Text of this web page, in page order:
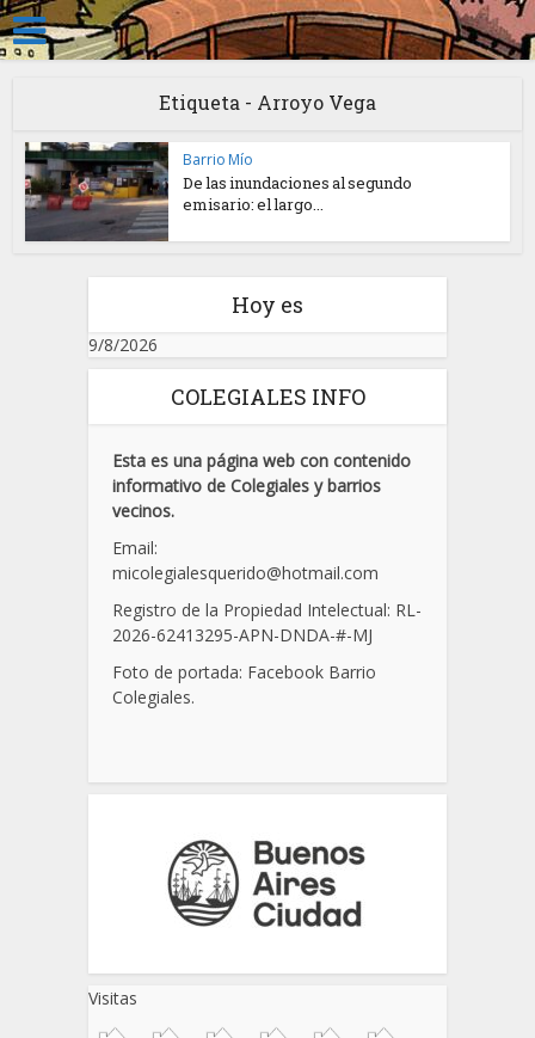
Etiqueta - Arroyo Vega
Barrio Mío
De las inundaciones al segundo
emisario: el largo...
Hoy es
9/8/2026
COLEGIALES INFO
Esta es una página web con contenido
informativo de Colegiales y barrios
vecinos.
Email:
micolegialesquerido@hotmail.com
Registro de la Propiedad Intelectual: RL-
2026-62413295-APN-DNDA-#-MJ
Foto de portada: Facebook Barrio
Colegiales.
Visitas